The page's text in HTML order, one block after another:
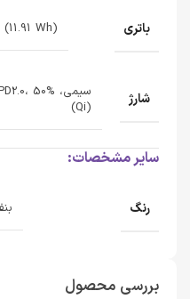
باتری Wh)
شارژ
(Qi)
سایر مشخصات:
رنگ
بررسی محصول